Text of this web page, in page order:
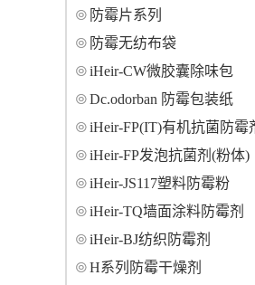
防霉片系列
防霉无纺布袋
iHeir-CW微胶囊除味包
Dc.odorban 防霉包装纸
iHeir-FP(IT)有机抗菌防霉
iHeir-FP发泡抗菌剂(粉体)
iHeir-JS117塑料防霉粉
iHeir-TQ墙面涂料防霉剂
iHeir-BJ纺织防霉剂
H系列防霉干燥剂